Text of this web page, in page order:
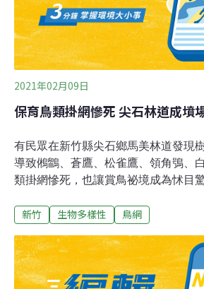
的曾翌碩說，那天他才剛剛進門，連
熱，就接到救援電話，又得馬上趕著
2021年02月09日
保育鳥類掛網慘死 尖石林道成墳
有民眾在新竹縣尖石鄉馬美林道發現
導致鵂鶹、蒼鷹、松雀鷹、領角鴞、
類掛網慘死，也讓賞鳥祕境成為怵目
由警方加強巡查，緝拿破壞生態的兇
觸，越掙扎越掙脫不開。由於馬美林
且人煙稀少，也不是賽鴿的飛行路線
陷阱的動機。新竹縣農業處研判，架
新竹 生物多樣性 鳥網